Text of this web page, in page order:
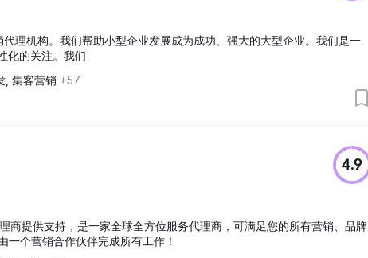
理机构。我们帮助小型企业发展成为成功、强大的大型企业。我们是一
化的关注。我们
, 集客营销 +57
4.9
提供支持，是一家全球全方位服务代理商，可满足您的所有营销、品牌
个营销合作伙伴完成所有工作！